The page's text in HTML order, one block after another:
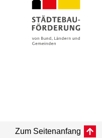
Zum Seitenanfang